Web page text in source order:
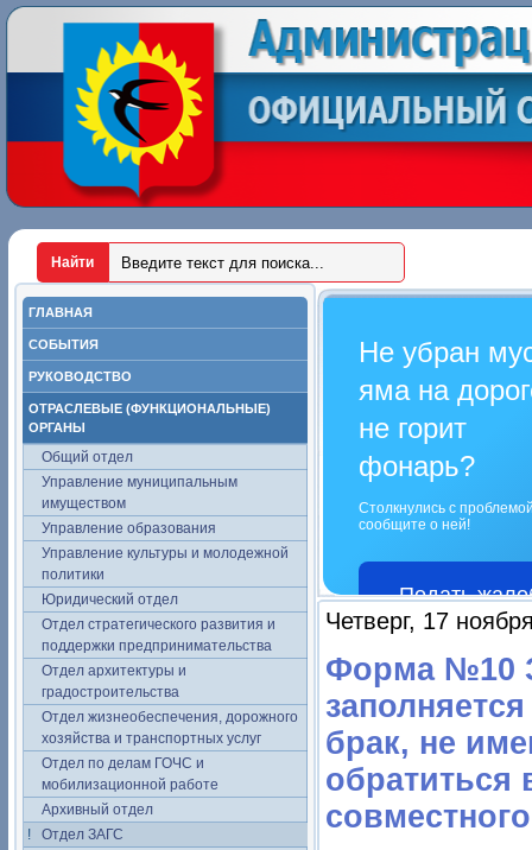
ГЛАВНАЯ
СОБЫТИЯ
РУКОВОДСТВО
ОТРАСЛЕВЫЕ (ФУНКЦИОНАЛЬНЫЕ)
ОРГАНЫ
Общий отдел
Управление муниципальным
имуществом
Управление образования
Управление культуры и молодежной
политики
Юридический отдел
Отдел стратегического развития и
поддержки предпринимательства
Отдел архитектуры и
градостроительства
Отдел жизнеобеспечения, дорожного
хозяйства и транспортных услуг
Отдел по делам ГОЧС и
мобилизационной работе
Архивный отдел
Отдел ЗАГС
Не убран
яма на
не горит
фонарь?
Столкнулись с
сообщите о ней!
Подать
Четверг, 17
Форма №10
брак, не
обратиться